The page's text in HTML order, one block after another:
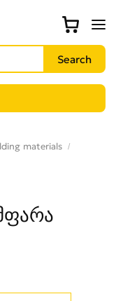
materials